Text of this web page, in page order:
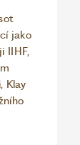
jako
IIHF,
Klay